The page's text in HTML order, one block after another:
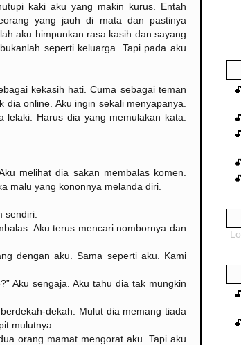
kaki aku yang makin kurus. Entah
yang jauh di mata dan pastinya
aku himpunkan rasa kasih dan sayang
seperti keluarga. Tapi pada aku
kekasih hati. Cuma sebagai teman
online. Aku ingin sekali menyapanya.
Harus dia yang memulakan kata.
melihat dia sakan membalas komen.
malu yang kononnya melanda diri.
sendiri.
Aku terus mencari nombornya dan
dengan aku. Sama seperti aku. Kami
Aku sengaja. Aku tahu dia tak mungkin
dekah. Mulut dia memang tiada
mulutnya.
orang mamat mengorat aku. Tapi aku